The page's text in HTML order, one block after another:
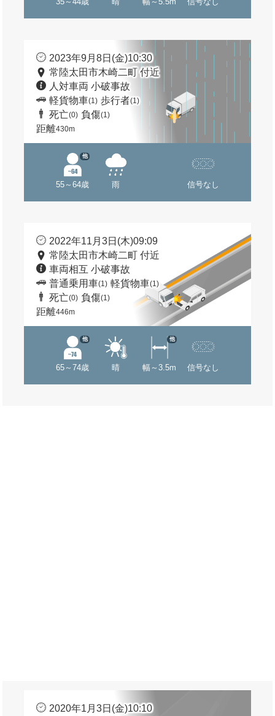
2023年9月8日(金)10:30
常陸太田市木崎二町 付近
人対車両 小破事故
軽貨物車(1) 歩行者(1)
死亡(0) 負傷(1)
距離430m
55～64歳
他
雨 信号なし
2022年11月3日(木)09:09
常陸太田市木崎二町 付近
車両相互 小破事故
普通乗用車(1) 軽貨物車(1)
死亡(0) 負傷(1)
距離446m
65～74歳
他
晴 幅～3.5m
他
信号なし
2020年1月3日(金)10:10